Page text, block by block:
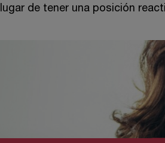
lugar de tener una posición